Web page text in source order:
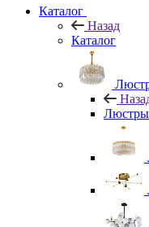
Каталог
Назад
Каталог
Люстры